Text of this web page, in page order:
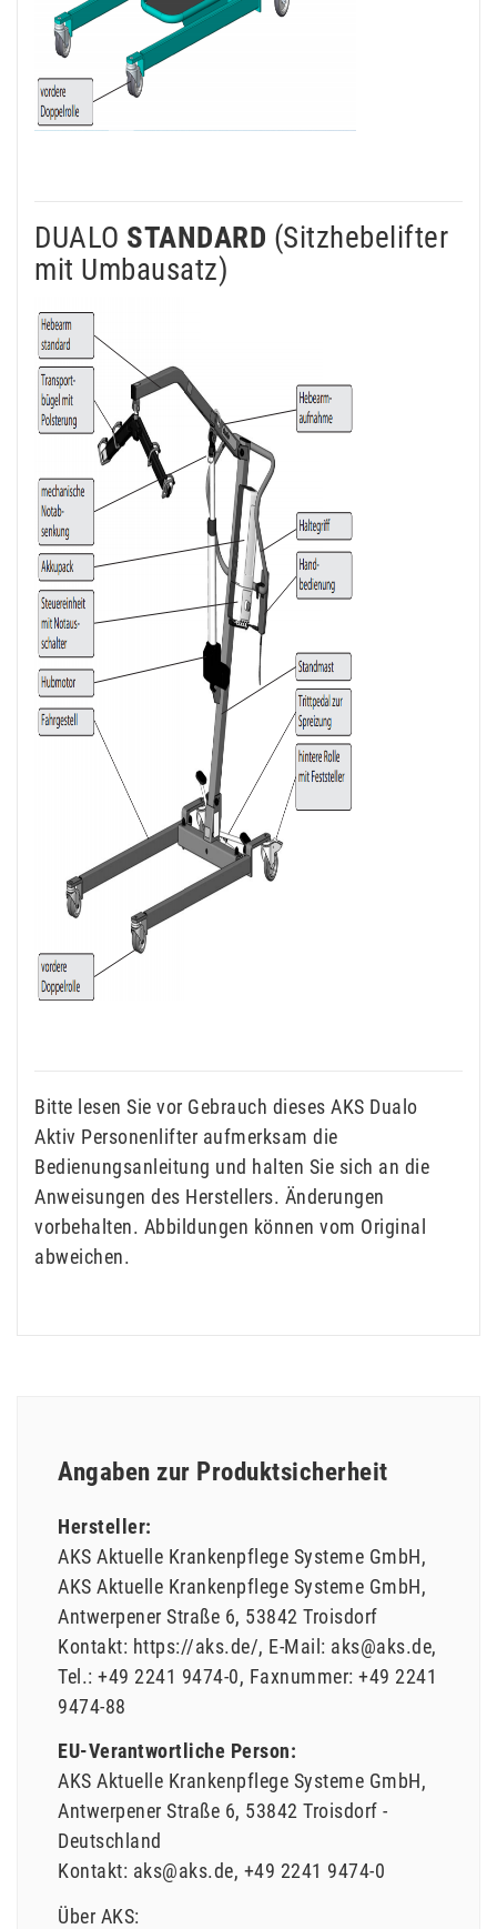
DUALO STANDARD (Sitzhebelifter
mit Umbausatz)
Bitte lesen Sie vor Gebrauch dieses AKS Dualo
Aktiv Personenlifter aufmerksam die
Bedienungsanleitung und halten Sie sich an die
Anweisungen des Herstellers. Änderungen
vorbehalten. Abbildungen können vom Original
abweichen.
Angaben zur Produktsicherheit
Hersteller:
AKS Aktuelle Krankenpflege Systeme GmbH
AKS Aktuelle Krankenpflege Systeme GmbH
Antwerpener Straße 6 53842 Troisdorf
Kontakt: https://aks.de/ E-Mail: aks@aks.de
Tel.: +49 2241 9474-0 Faxnummer: +49 2241
9474-88
EU-Verantwortliche Person:
AKS Aktuelle Krankenpflege Systeme GmbH
Antwerpener Straße 6 53842 Troisdorf
Deutschland
Kontakt: aks@aks.de +49 2241 9474-0
Über AKS: